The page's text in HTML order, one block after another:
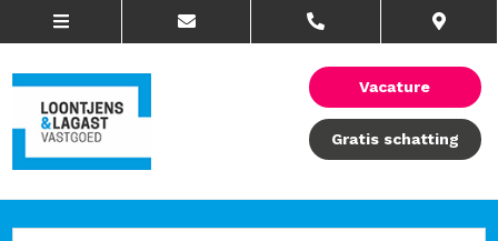
Vacature
Gratis schatting